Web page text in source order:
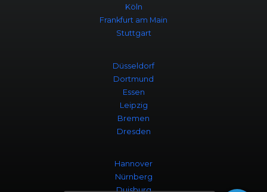
Köln
Frankfurt am Main
Stuttgart
Düsseldorf
Dortmund
Essen
Leipzig
Bremen
Dresden
Hannover
Nürnberg
Duisburg